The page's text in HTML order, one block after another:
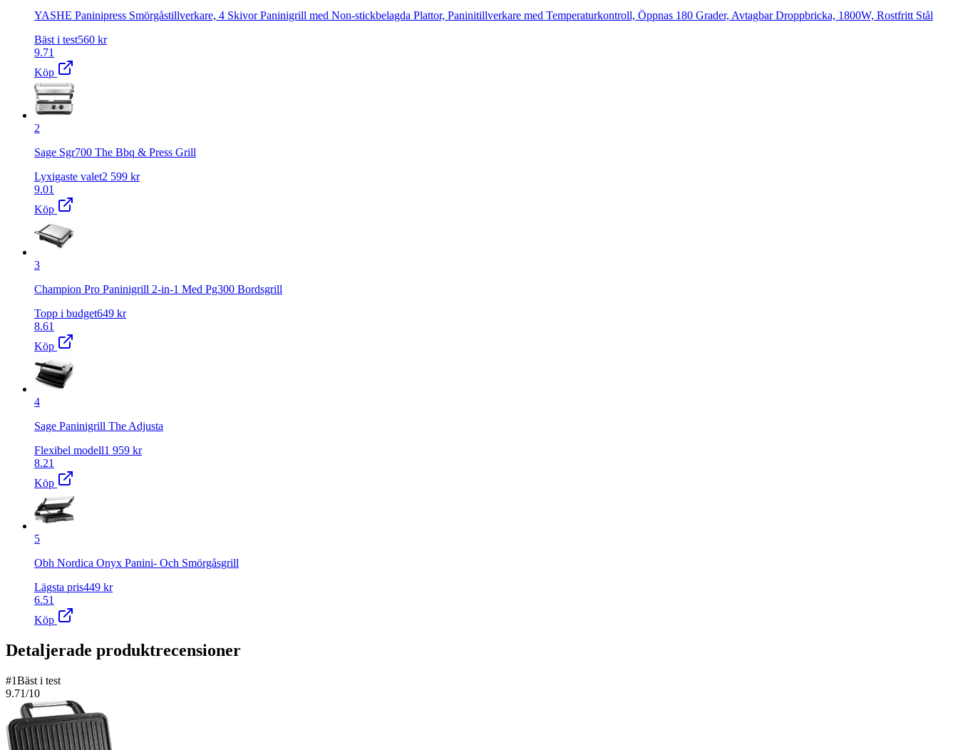
YASHE Paninipress Smörgåstillverkare, 4 Skivor Paninigrill med Non-stickbelagda Plattor, Paninitillverkare med Temperaturkontroll, Öppnas 180 Grader, Avtagbar Droppbricka, 1800W, Rostfritt Stål
Bäst i test560 kr
9.71
Köp
2
Sage Sgr700 The Bbq & Press Grill
Lyxigaste valet2 599 kr
9.01
Köp
3
Champion Pro Paninigrill 2-in-1 Med Pg300 Bordsgrill
Topp i budget649 kr
8.61
Köp
4
Sage Paninigrill The Adjusta
Flexibel modell1 959 kr
8.21
Köp
5
Obh Nordica Onyx Panini- Och Smörgåsgrill
Lägsta pris449 kr
6.51
Köp
Detaljerade produktrecensioner
#1Bäst i test
9.71/10